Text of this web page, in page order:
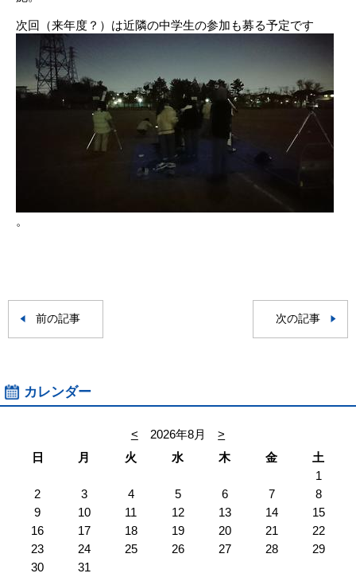
次回（来年度？）は近隣の中学生の参加も募る予定です
。
前の記事 次の記事
カレンダー
< 2026年8月
>
日
月 火 水 木 金
土
1
2
3 4 5 6 7
8
9
10 11 12 13 14
15
16
17 18 19 20 21
22
23
24 25 26 27 28
29
30
31